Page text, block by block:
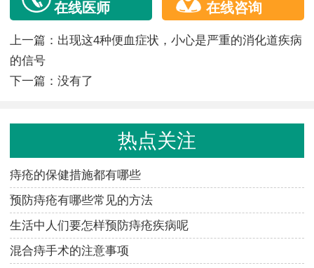
在线医师 在线咨询
上一篇： 出现这4种便血症状，小心是严重的消化道疾病
的信号
下一篇：没有了
热点关注
痔疮的保健措施都有哪些
预防痔疮有哪些常见的方法
生活中人们要怎样预防痔疮疾病呢
混合痔手术的注意事项